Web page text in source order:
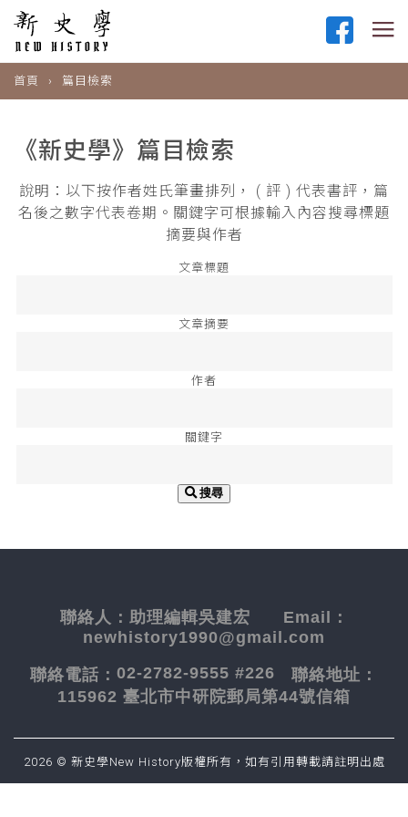
首頁 篇目檢索
《新史學》篇目檢索
說明：以下按作者姓氏筆畫排列， ( 評 ) 代表書評，篇
名後之數字代表卷期。關鍵字可根據輸入內容搜尋標題
摘要與作者
文章標題
文章摘要
作者
關鍵字
搜尋
聯絡人： 助理編輯吳建宏 Email：
newhistory1990@gmail.com
聯絡電話： 02-2782-9555 #226 聯絡地址：
115962 臺北市中研院郵局第44號信箱
2026 © 新史學New History版權所有，如有引用轉載請註明出處